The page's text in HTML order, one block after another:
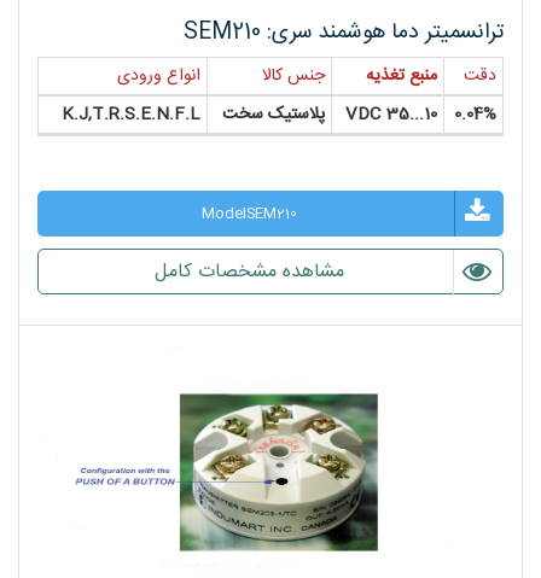
ترانسمیتر دما هوشمند سری: SEM210
دقت منبع تغذیه جنس کالا
انواع ورودی
0.04%
10...35 VDC پلاستیک سخت K.J,T.R.S.E.N.F.L
ModelSEM210
مشاهده مشخصات کامل